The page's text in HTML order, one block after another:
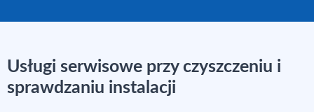
Usługi serwisowe przy czyszczeniu i
sprawdzaniu instalacji